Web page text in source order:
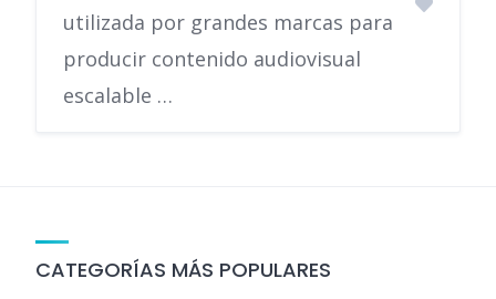
utilizada por grandes marcas para
producir contenido audiovisual
escalable …
CATEGORÍAS MÁS POPULARES